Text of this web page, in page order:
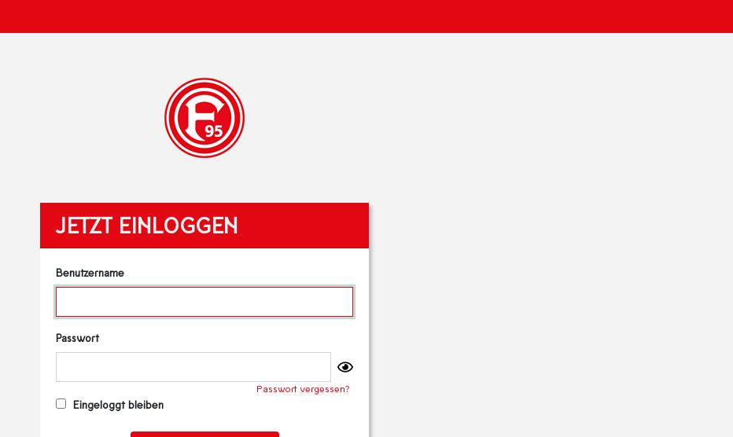
JETZT EINLOGGEN
Benutzername
Passwort
Passwort vergessen?
Eingeloggt bleiben